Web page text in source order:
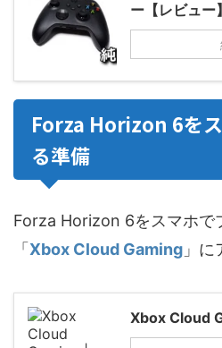
ー【レビュー】
Forza Horizon 6を
る準備
Forza Horizon 6をスマホで
「 Xbox Cloud Gaming 」に
Xbox Cloud